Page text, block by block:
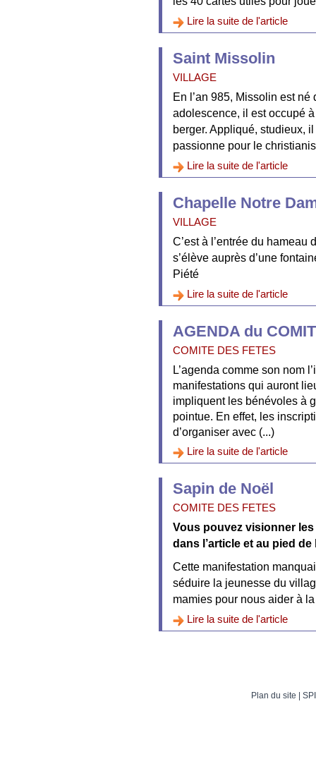
Lire la suite de l'article
Saint Missolin
VILLAGE
En l’an 985, Missolin est né
adolescence, il est occupé
berger. Appliqué, studieux,
passionne pour le
Lire la suite de l'article
Chapelle Notre
VILLAGE
C’est à l’entrée du
s’élève auprès d’une
Piété
Lire la suite de l'article
AGENDA du
COMITE DES FETES
L’agenda comme son nom
manifestations qui auront
impliquent les bénévoles à
pointue. En effet, les
d’organiser avec (...)
Lire la suite de l'article
Sapin de Noël
COMITE DES FETES
Vous pouvez visionner
dans l’article et au pied de
Cette manifestation
séduire la jeunesse du
mamies pour nous aider à
Lire la suite de l'article
Plan du site |